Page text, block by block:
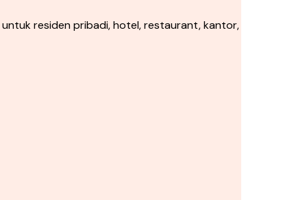
residen pribadi, hotel, restaurant, kantor,